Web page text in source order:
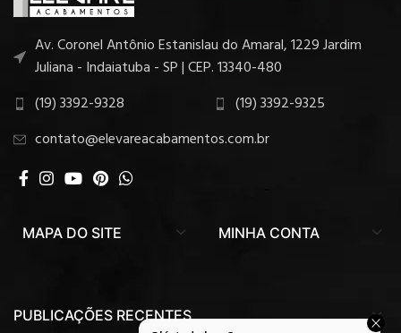
Av. Coronel Antônio Estanislau do Amaral, 1229 Jardim
Juliana - Indaiatuba - SP | CEP. 13340-480
(19) 3392-9328
(19) 3392-9325
contato@elevareacabamentos.com.br
MAPA DO SITE MINHA CONTA
PUBLICAÇÕES RECENTES